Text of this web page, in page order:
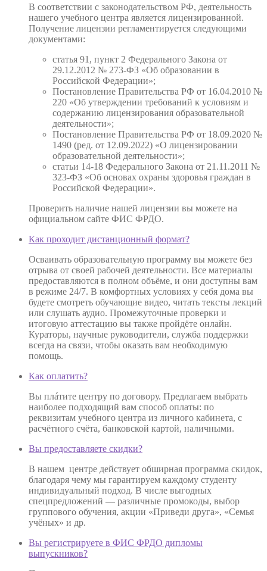
В соответствии с законодательством РФ, деятельность
нашего учебного центра является лицензированной.
Получение лицензии регламентируется следующими
документами:
статья 91, пункт 2 Федерального Закона от
29.12.2012 № 273-ФЗ «Об образовании в
Российской Федерации»;
Постановление Правительства РФ от 16.04.2010 №
220 «Об утверждении требований к условиям и
содержанию лицензирования образовательной
деятельности»;
Постановление Правительства РФ от 18.09.2020 №
1490 (ред. от 12.09.2022) «О лицензировании
образовательной деятельности»;
статьи 14-18 Федерального Закона от 21.11.2011 №
323-ФЗ «Об основах охраны здоровья граждан в
Российской Федерации».
Проверить наличие нашей лицензии вы можете на
официальном сайте ФИС ФРДО.
Как проходит дистанционный формат?
Осваивать образовательную программу вы можете без
отрыва от своей рабочей деятельности. Все материалы
предоставляются в полном объёме, и они доступны вам
в режиме 24/7. В комфортных условиях у себя дома вы
будете смотреть обучающие видео, читать тексты лекций
или слушать аудио. Промежуточные проверки и
итоговую аттестацию вы также пройдёте онлайн.
Кураторы, научные руководители, служба поддержки
всегда на связи, чтобы оказать вам необходимую
помощь.
Как оплатить?
Вы плáтите центру по договору. Предлагаем выбрать
наиболее подходящий вам способ оплаты: по
реквизитам учебного центра из личного кабинета, с
расчётного счёта, банковской картой, наличными.
Вы предоставляете скидки?
В нашем центре действует обширная программа скидок,
благодаря чему мы гарантируем каждому студенту
индивидуальный подход. В числе выгодных
спецпредложений — различные промокоды, выбор
группового обучения, акции «Приведи друга», «Семья
учёных» и др.
Вы регистрируете в ФИС ФРДО дипломы
выпускников?